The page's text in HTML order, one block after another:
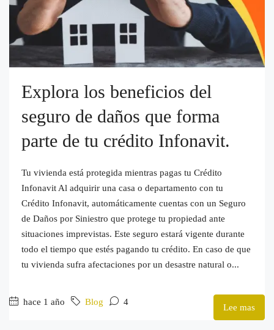
Explora los beneficios del
seguro de daños que forma
parte de tu crédito Infonavit.
Tu vivienda está protegida mientras pagas tu Crédito
Infonavit Al adquirir una casa o departamento con tu
Crédito Infonavit, automáticamente cuentas con un Seguro
de Daños por Siniestro que protege tu propiedad ante
situaciones imprevistas. Este seguro estará vigente durante
todo el tiempo que estés pagando tu crédito. En caso de que
tu vivienda sufra afectaciones por un desastre natural o...
hace 1 año Blog 4
Lee mas